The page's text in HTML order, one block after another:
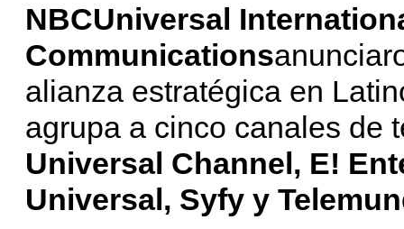
NBCUniversal
Communications
alianza estratégica en
agrupa a cinco canales de
Universal Channel, E!
Universal, Syfy y